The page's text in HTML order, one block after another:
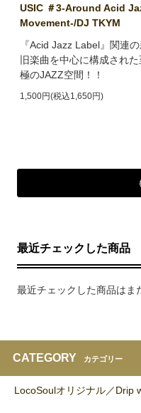
USIC ＃3-Around Acid
Movement-/DJ TKYM
『Acid Jazz Label』関連
旧楽曲を中心に構成された
極のJAZZ空間！！
1,500円(税込1,650円)
最近チェックした商品
最近チェックした商品はま
CATEGORY カテゴリー
LocoSoulオリジナル／Drip